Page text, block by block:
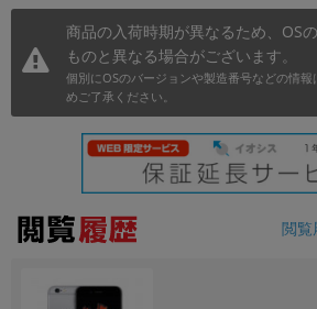
商品の入荷時期が異なるため、OS
ものと異なる場合がございます。
個別にOSのバージョンや製造番号などの情
めご了承ください。
閲覧
年
各項目のチェックボックスは「or検索」となります。
ただし機能別のみ「and検索」となります。